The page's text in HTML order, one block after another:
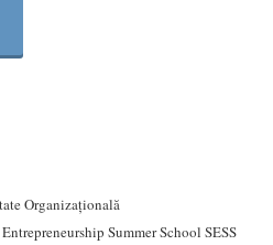
Organizațională
Summer School SESS